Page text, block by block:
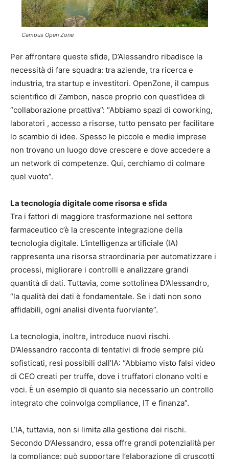
Campus Open Zone
Per affrontare queste sfide, D’Alessandro ribadisce la
necessità di fare squadra: tra aziende, tra ricerca e
industria, tra startup e investitori. OpenZone, il campus
scientifico di Zambon, nasce proprio con quest’idea di
“collaborazione proattiva”: “Abbiamo spazi di coworking,
laboratori , accesso a risorse, tutto pensato per facilitare
lo scambio di idee. Spesso le piccole e medie imprese
non trovano un luogo dove crescere e dove accedere a
un network di competenze. Qui, cerchiamo di colmare
quel vuoto”.
La tecnologia digitale come risorsa e sfida
Tra i fattori di maggiore trasformazione nel settore
farmaceutico c’è la crescente integrazione della
tecnologia digitale. L’intelligenza artificiale (IA)
rappresenta una risorsa straordinaria per automatizzare i
processi, migliorare i controlli e analizzare grandi
quantità di dati. Tuttavia, come sottolinea D’Alessandro,
“la qualità dei dati è fondamentale. Se i dati non sono
affidabili, ogni analisi diventa fuorviante”.
La tecnologia, inoltre, introduce nuovi rischi.
D’Alessandro racconta di tentativi di frode sempre più
sofisticati, resi possibili dall’IA: “Abbiamo visto falsi video
di CEO creati per truffe, dove i truffatori clonano volti e
voci. È un esempio di quanto sia necessario un controllo
integrato che coinvolga compliance, IT e finanza”.
L’IA, tuttavia, non si limita alla gestione dei rischi.
Secondo D’Alessandro, essa offre grandi potenzialità per
la compliance: può supportare l’elaborazione di cruscotti